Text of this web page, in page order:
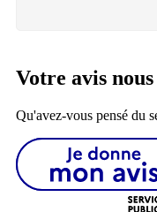
Votre avis
Qu'avez-vous pensé du